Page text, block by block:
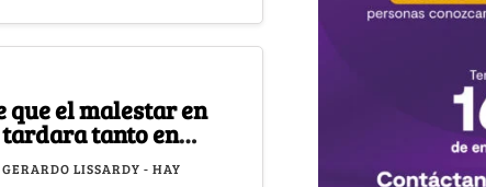
que el malestar en
tanto en
GERARDO LISSARDY - HAY